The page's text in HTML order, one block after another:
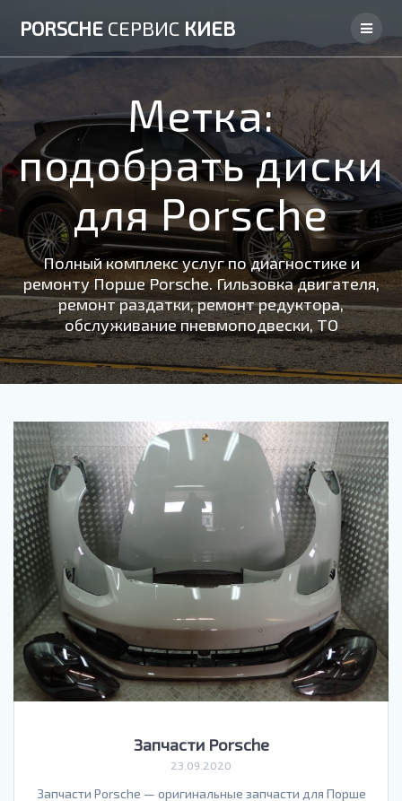
to
content
PORSCHE СЕРВИС КИЕВ
Метка:
подобрать диски
для Porsche
Полный комплекс услуг по диагностике и
ремонту Порше Porsche. Гильзовка двигателя,
ремонт раздатки, ремонт редуктора,
обслуживание пневмоподвески, ТО
Запчасти Porsche
23.09.2020
Запчасти Porsche — оригинальные запчасти для Порше